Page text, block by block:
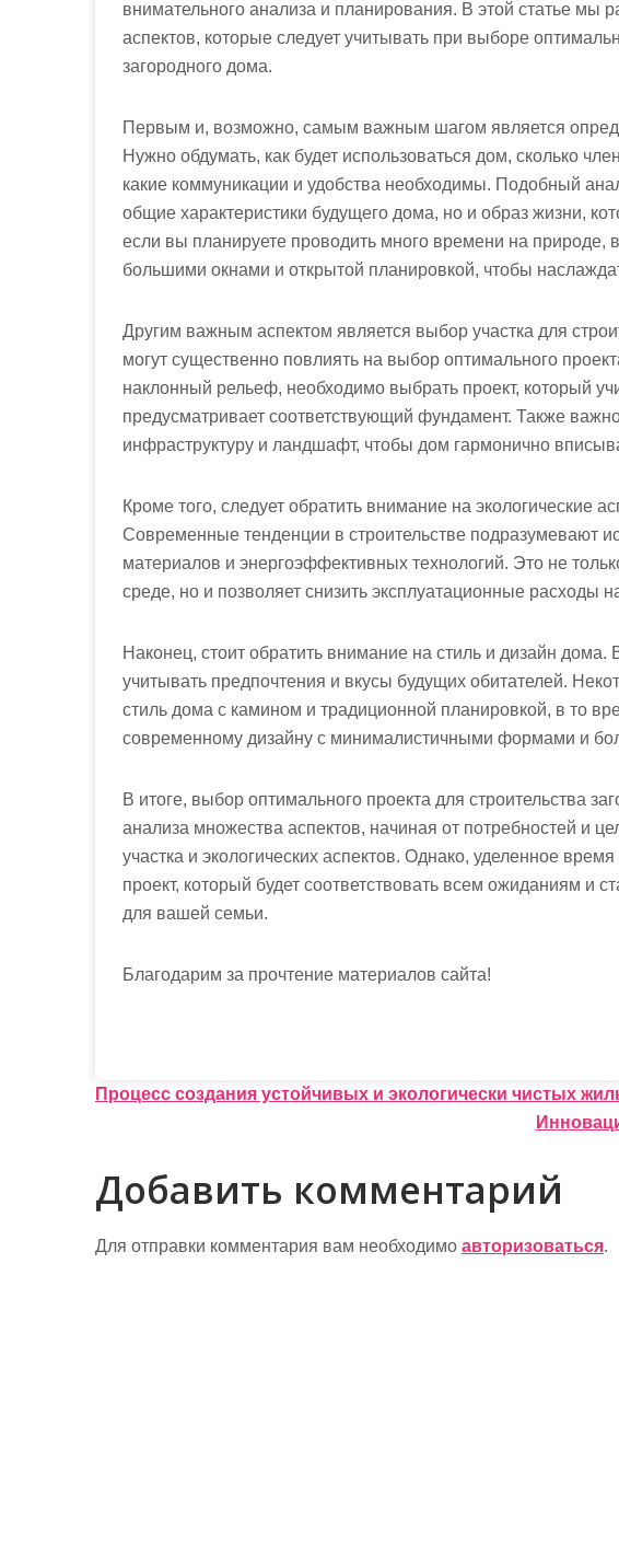
внимательного анализа и планирования. В этой статье мы
аспектов, которые следует учитывать при выборе
загородного дома.
Первым и, возможно, самым важным шагом является
Нужно обдумать, как будет использоваться дом, сколько
какие коммуникации и удобства необходимы. Подобный
общие характеристики будущего дома, но и образ жизни,
если вы планируете проводить много времени на природе,
большими окнами и открытой планировкой, чтобы
Другим важным аспектом является выбор участка для
могут существенно повлиять на выбор оптимального
наклонный рельеф, необходимо выбрать проект, который
предусматривает соответствующий фундамент. Также
инфраструктуру и ландшафт, чтобы дом гармонично
Кроме того, следует обратить внимание на экологические
Современные тенденции в строительстве подразумевают
материалов и энергоэффективных технологий. Это не
среде, но и позволяет снизить эксплуатационные расходы
Наконец, стоит обратить внимание на стиль и дизайн
учитывать предпочтения и вкусы будущих обитателей.
стиль дома с камином и традиционной планировкой, в то
современному дизайну с минималистичными формами и
В итоге, выбор оптимального проекта для строительства
анализа множества аспектов, начиная от потребностей и
участка и экологических аспектов. Однако, уделенное
проект, который будет соответствовать всем ожиданиям и
для вашей семьи.
Благодарим за прочтение материалов сайта!
Н
в
и
г
Процесс создания устойчивых и экологически чистых
Добавить комментарий
Для отправки комментария вам необходимо авторизоваться.